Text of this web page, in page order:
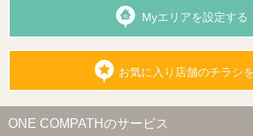
Myエリアを設定する
お気に入り店舗のチラシ
ONE COMPATHのサービス